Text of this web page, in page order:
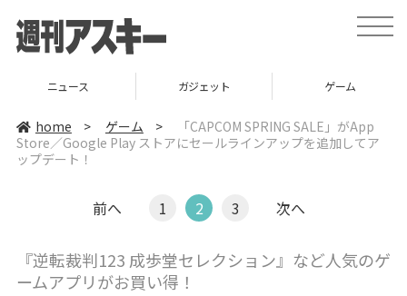
t
o
i
ニュース ガジェット ゲーム
home > ゲーム >
「CAPCOM SPRING SALE」がApp
Store／Google Play ストアにセールラインアップを追加してア
ップデート！
前へ 1 2 3 次へ
『逆転裁判123 成歩堂セレクション』など人気のゲ
ームアプリがお買い得！